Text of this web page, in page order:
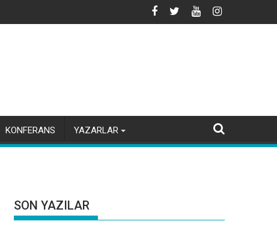
KONFERANS YAZARLAR
SON YAZILAR